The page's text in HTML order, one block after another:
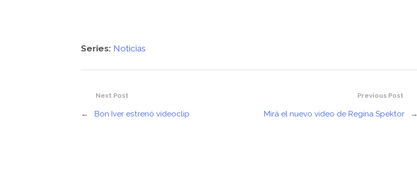
Series: Noticias
Previous Post
Mirá el nuevo video de Regina Spektor →
Next Post
← Bon Iver estrenó videoclip